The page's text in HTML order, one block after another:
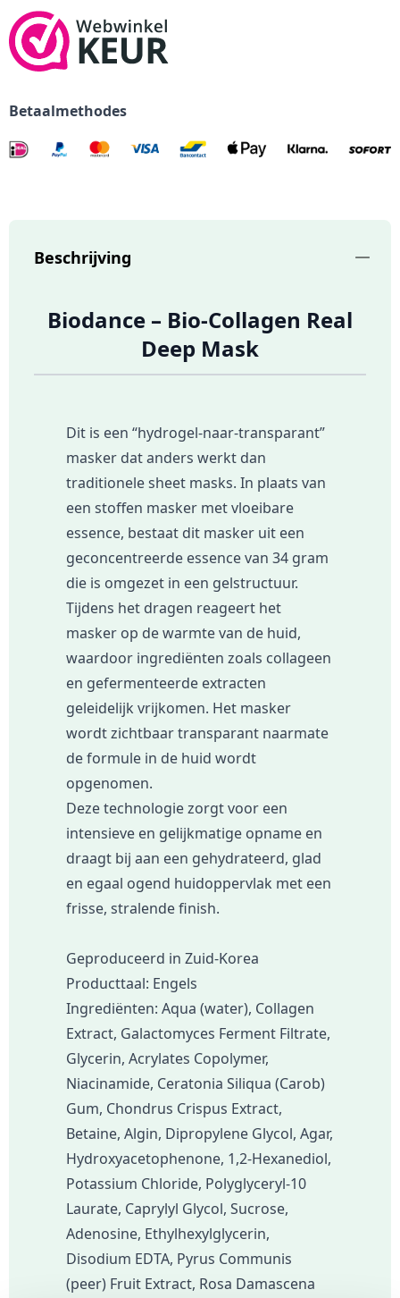
Betaalmethodes
Beschrijving
Biodance – Bio-Collagen Real
Deep Mask
Dit is een “hydrogel-naar-transparant”
masker dat anders werkt dan
traditionele sheet masks. In plaats van
een stoffen masker met vloeibare
essence, bestaat dit masker uit een
geconcentreerde essence van 34 gram
die is omgezet in een gelstructuur.
Tijdens het dragen reageert het
masker op de warmte van de huid,
waardoor ingrediënten zoals collageen
en gefermenteerde extracten
geleidelijk vrijkomen. Het masker
wordt zichtbaar transparant naarmate
de formule in de huid wordt
opgenomen.
Deze technologie zorgt voor een
intensieve en gelijkmatige opname en
draagt bij aan een gehydrateerd, glad
en egaal ogend huidoppervlak met een
frisse, stralende finish.
Geproduceerd in Zuid-Korea
Producttaal: Engels
Ingrediënten: Aqua (water), Collagen
Extract, Galactomyces Ferment Filtrate,
Glycerin, Acrylates Copolymer,
Niacinamide, Ceratonia Siliqua (Carob)
Gum, Chondrus Crispus Extract,
Betaine, Algin, Dipropylene Glycol, Agar,
Hydroxyacetophenone, 1,2-Hexanediol,
Potassium Chloride, Polyglyceryl-10
Laurate, Caprylyl Glycol, Sucrose,
Adenosine, Ethylhexylglycerin,
Disodium EDTA, Pyrus Communis
(peer) Fruit Extract, Rosa Damascena